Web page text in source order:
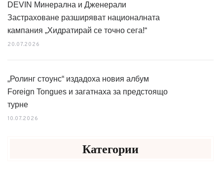
DEVIN Минерална и Дженерали
Застраховане разширяват националната
кампания „Хидратирай се точно сега!“
20.07.2026
„Ролинг стоунс“ издадоха новия албум
Foreign Tongues и загатнаха за предстоящо
турне
10.07.2026
Категории